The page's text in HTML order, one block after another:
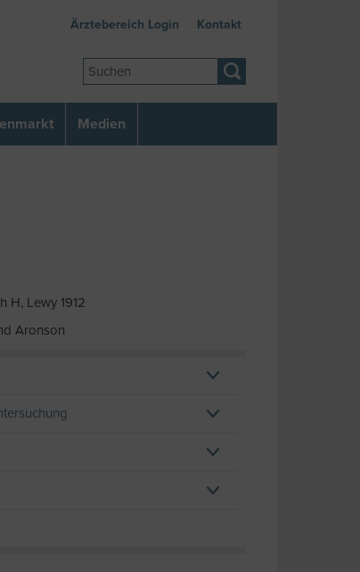
Ärztebereich Login Kontakt
Medien
H, Lewy 1912
Aronson